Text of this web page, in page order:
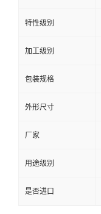
特性级别
加工级别
包装规格
外形尺寸
厂家
用途级别
是否进口